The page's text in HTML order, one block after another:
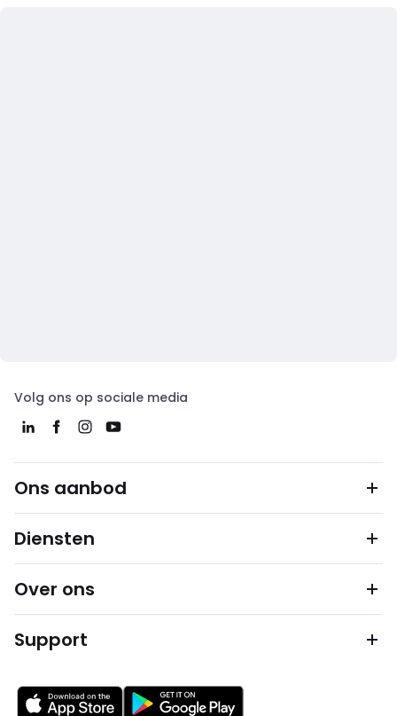
Volg ons op sociale media
Ons aanbod
Diensten
Over ons
Support